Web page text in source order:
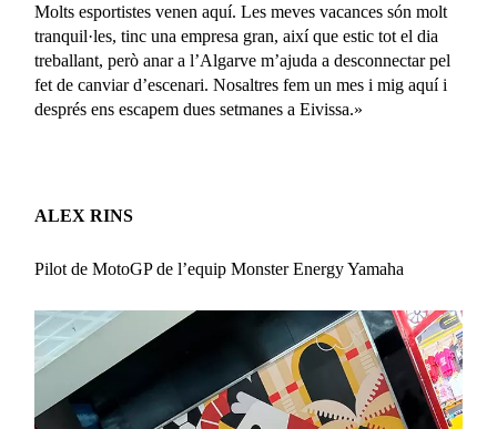
Molts esportistes venen aquí. Les meves vacances són molt
tranquil·les, tinc una empresa gran, així que estic tot el dia
treballant, però anar a l’Algarve m’ajuda a desconnectar pel
fet de canviar d’escenari. Nosaltres fem un mes i mig aquí i
després ens escapem dues setmanes a Eivissa.»
ALEX RINS
Pilot de MotoGP de l’equip Monster Energy Yamaha